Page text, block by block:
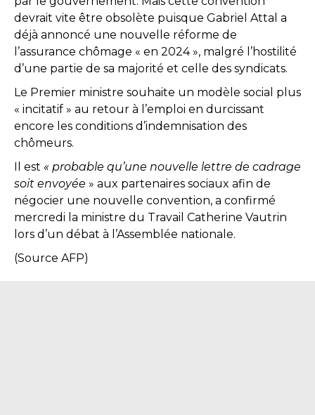
devrait vite être obsolète puisque Gabriel Attal a
déjà annoncé une nouvelle réforme de
l’assurance chômage « en 2024 », malgré l’hostilité
d’une partie de sa majorité et celle des syndicats.
Le Premier ministre souhaite un modèle social plus
« incitatif » au retour à l’emploi en durcissant
encore les conditions d’indemnisation des
chômeurs.
Il est « probable qu’une nouvelle lettre de cadrage
soit envoyée » aux partenaires sociaux afin de
négocier une nouvelle convention, a confirmé
mercredi la ministre du Travail Catherine Vautrin
lors d’un débat à l’Assemblée nationale.
(Source AFP)